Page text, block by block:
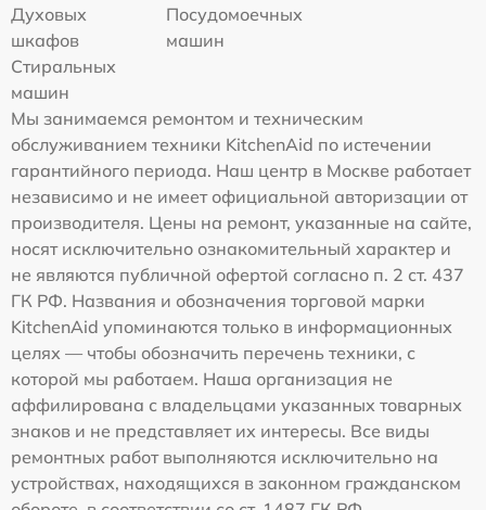
Духовых
шкафов
Посудомоечных
машин
Стиральных
машин
Мы занимаемся ремонтом и техническим
обслуживанием техники KitchenAid по истечении
гарантийного периода. Наш центр в Москве работает
независимо и не имеет официальной авторизации от
производителя. Цены на ремонт, указанные на сайте,
носят исключительно ознакомительный характер и
не являются публичной офертой согласно п. 2 ст. 437
ГК РФ. Названия и обозначения торговой марки
KitchenAid упоминаются только в информационных
целях — чтобы обозначить перечень техники, с
которой мы работаем. Наша организация не
аффилирована с владельцами указанных товарных
знаков и не представляет их интересы. Все виды
ремонтных работ выполняются исключительно на
устройствах, находящихся в законном гражданском